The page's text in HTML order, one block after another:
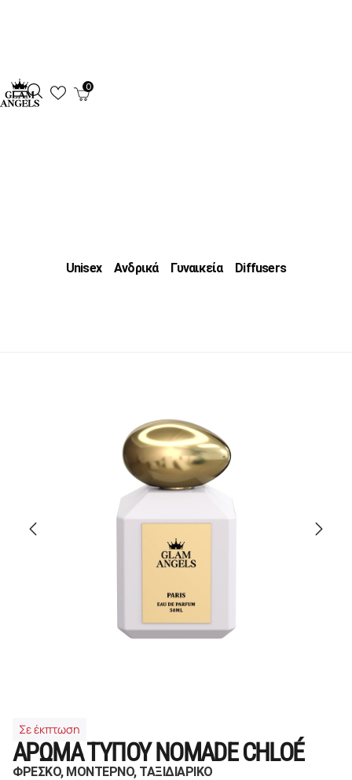
0
Unisex Ανδρικά Γυναικεία Diffusers
Σε έκπτωση
ΑΡΩΜΑ ΤΥΠΟΥ NOMADE CHLOÉ
ΦΡΕΣΚΟ, ΜΟΝΤΕΡΝΟ, ΤΑΞΙΔΙΑΡΙΚΟ